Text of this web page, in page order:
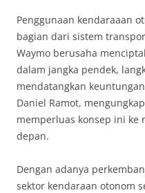
Penggunaan kendaraaan
bagian dari sistem
Waymo berusaha
dalam jangka pendek,
mendatangkan
Daniel Ramot,
memperluas konsep ini ke
depan.
Dengan adanya
sektor kendaraan otonom